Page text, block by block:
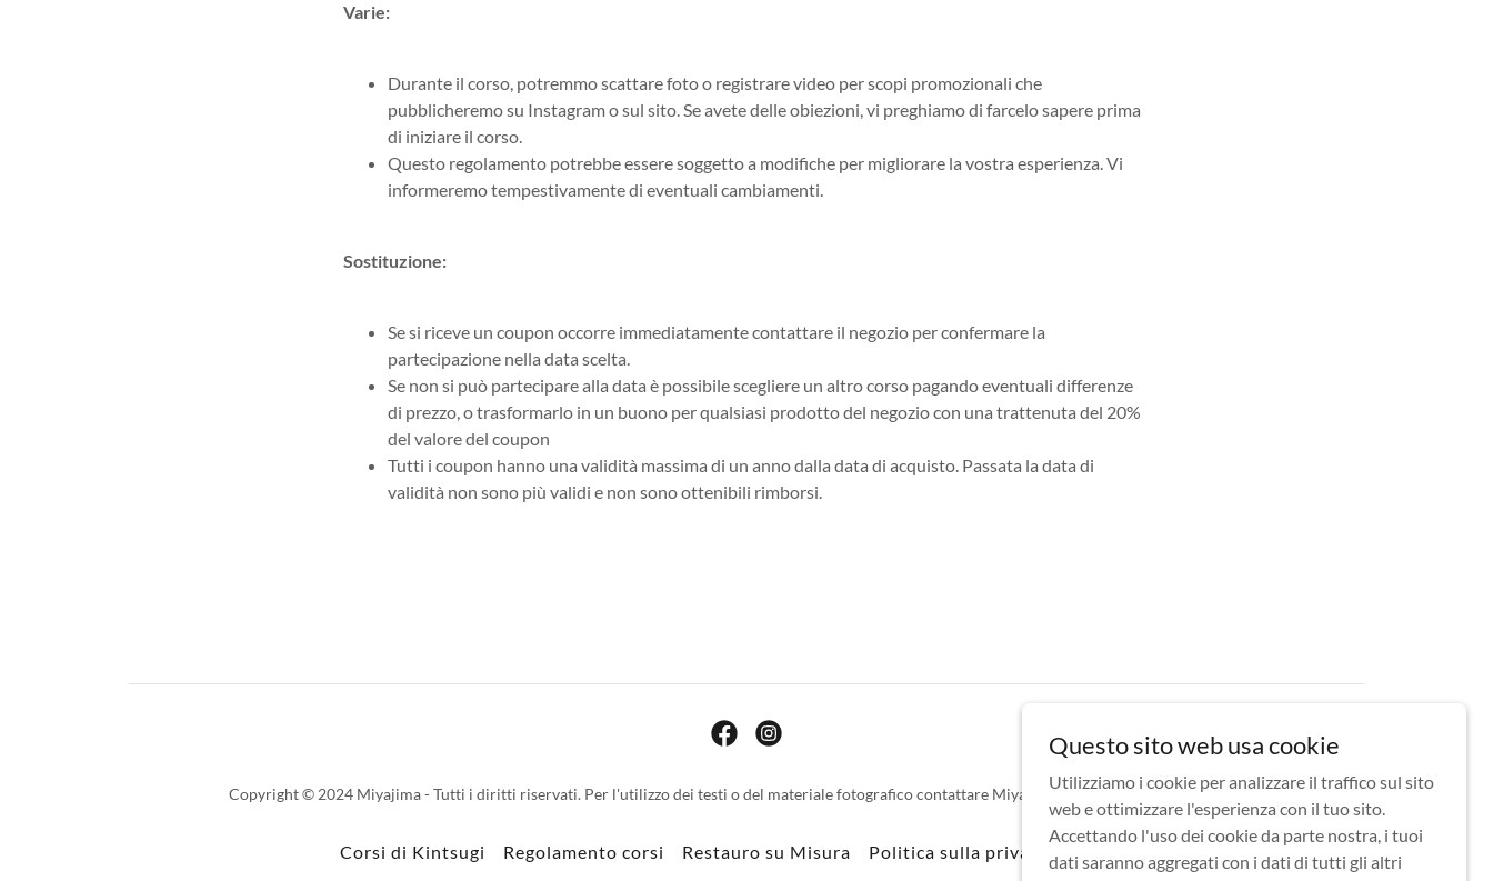
Varie:
Durante il corso, potremmo scattare foto o registrare video per scopi promozionali che
pubblicheremo su Instagram o sul sito. Se avete delle obiezioni, vi preghiamo di farcelo sapere prima
di iniziare il corso.
Questo regolamento potrebbe essere soggetto a modifiche per migliorare la vostra esperienza. Vi
informeremo tempestivamente di eventuali cambiamenti.
Sostituzione:
Se si riceve un coupon occorre immediatamente contattare il negozio per confermare la
partecipazione nella data scelta.
Se non si può partecipare alla data è possibile scegliere un altro corso pagando eventuali differenze
di prezzo, o trasformarlo in un buono per qualsiasi prodotto del negozio con una trattenuta del 20%
del valore del coupon
Tutti i coupon hanno una validità massima di un anno dalla data di acquisto. Passata la data di
validità non sono più validi e non sono ottenibili rimborsi.
Copyright © 2024 Miyajima - Tutti i diritti riservati. Per l'utilizzo dei testi o del materiale fotografico contattare Miyajima all'indirizzo: info@miyajima.it
Corsi di Kintsugi Regolamento corsi Restauro su Misura Politica sulla privacy Chi Siamo
Questo sito web usa cookie
Utilizziamo i cookie per analizzare il traffico sul sito
web e ottimizzare l'esperienza con il tuo sito.
Accettando l'uso dei cookie da parte nostra, i tuoi
dati saranno aggregati con i dati di tutti gli altri